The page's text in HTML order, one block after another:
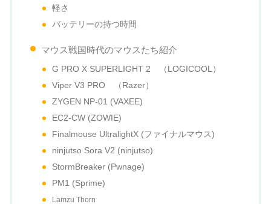
軽さ
バッテリーの持つ時間
マウス戦国時代のマウスたち紹介
G PRO X SUPERLIGHT 2 （LOGICOOL）
Viper V3 PRO （Razer）
ZYGEN NP-01 (VAXEE)
EC2-CW (ZOWIE)
Finalmouse UltralightX (ファイナルマウス)
ninjutso Sora V2 (ninjutso)
StormBreaker (Pwnage)
PM1 (Sprime)
Lamzu Thorn